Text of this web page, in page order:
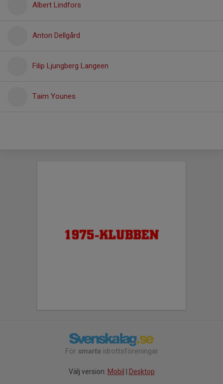
Albert Lindfors
Anton Dellgård
Filip Ljungberg Langeen
Taim Younes
För smarta idrottsföreningar
Välj version: Mobil Desktop